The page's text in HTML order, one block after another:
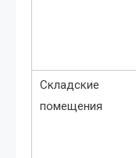
Складские
помещения